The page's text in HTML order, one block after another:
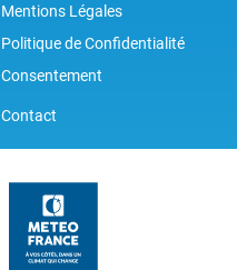
Mentions Légales
Politique de Confidentialité
Consentement
Contact